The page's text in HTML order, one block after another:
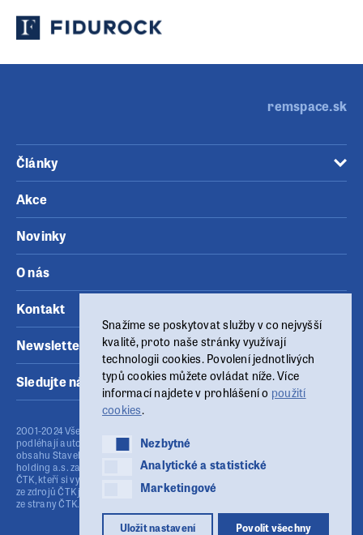
remspace.sk
Články
Akce
Novinky
O nás
Kontakt
Newsletter
Sledujte nás
2001-2024 Všechny materiály zveřejněné na těchto www stránkách
podléhají autorskému zákonu (č.121/2000 Sb.). Publikování nebo šíření
obsahu Stavebního fóra je bez písemného souhlasu provozovatele MSG
holding a.s. zakázáno. Stavební fórum využívá agenturní zpravodajství
ČTK, kteří si vyhrazují veškerá práva. Publikování nebo další šíření obsahu
ze zdrojů ČTK je výslovně zakázáno bez předchozího písemného souhlasu
ze strany ČTK. ISSN: 1213-9785
Snažíme se poskytovat služby v co nejvyšší
kvalitě, proto naše stránky využívají
technologii cookies. Povolení jednotlivých
typů cookies můžete ovládat níže. Více
informací najdete v prohlášení o použití
cookies.
NezbytnéNezbytné
Analytické a statistické
Analytické a statistické
Marketingové
Marketingové
Uložit nastavení Povolit všechny